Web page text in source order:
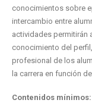
conocimientos sobre
intercambio entre
actividades permitirán
conocimiento del
profesional de los
la carrera en función
Contenidos mínimos: